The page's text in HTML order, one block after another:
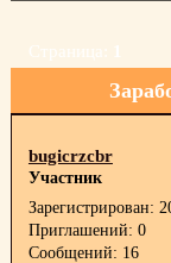
Страница: 1
bugicrzcbr
Участник
Зарегистрирован:
Приглашений: 0
Сообщений: 16